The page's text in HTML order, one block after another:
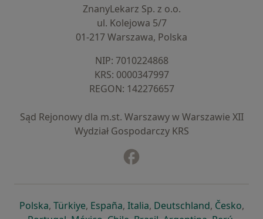
ZnanyLekarz Sp. z o.o.
ul. Kolejowa 5/7
01-217 Warszawa, Polska
NIP: ⁠7010224868
KRS: ⁠0000347997
REGON: ⁠142276657
Sąd Rejonowy dla m.st. Warszawy w Warszawie XII
Wydział Gospodarczy KRS
Polskaotwiera się w nowej karcie
, Türkiyeotwiera się w nowej karcie
, Españaotwiera się w nowej karcie
, Italiaotwiera się w nowej
, Deutschlandotwiera się
, Česko,